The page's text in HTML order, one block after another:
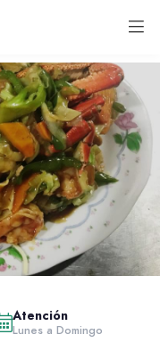
Atención
Lunes a Domingo